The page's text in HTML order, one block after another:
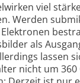
viel
Werden
als
lassen
nicht um 360